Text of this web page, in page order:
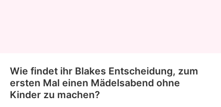
Wie findet ihr Blakes Entscheidung, zum
ersten Mal einen Mädelsabend ohne
Kinder zu machen?